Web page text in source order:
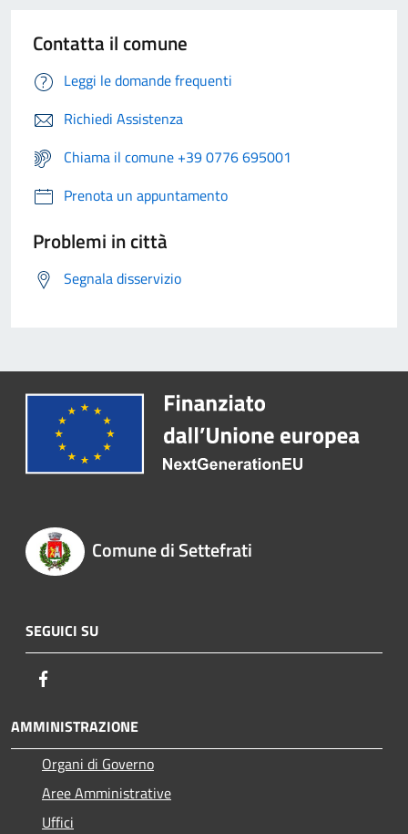
Contatta il comune
Leggi le domande frequenti
Richiedi Assistenza
Chiama il comune +39 0776 695001
Prenota un appuntamento
Problemi in città
Segnala disservizio
Comune di Settefrati
SEGUICI SU
AMMINISTRAZIONE
Organi di Governo
Aree Amministrative
Uffici